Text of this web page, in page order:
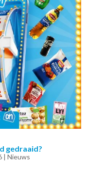
gedraaid?
| Nieuws